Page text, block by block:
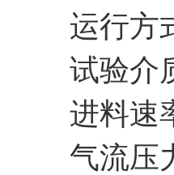
运行方
试验介
进料速
气流压